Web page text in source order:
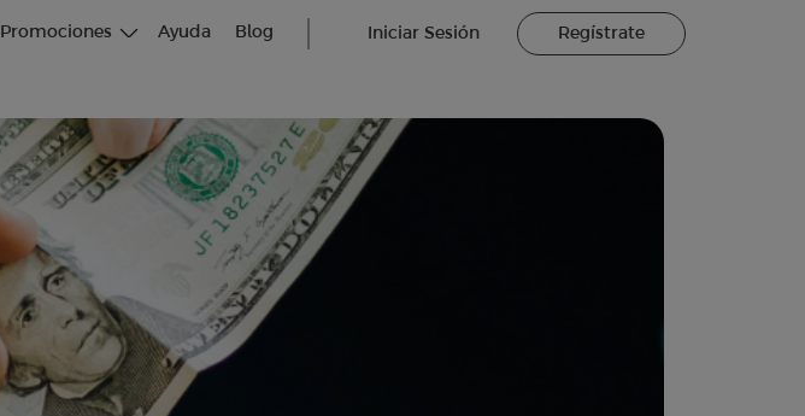
Promociones Ayuda Blog Iniciar Sesión Regístrate